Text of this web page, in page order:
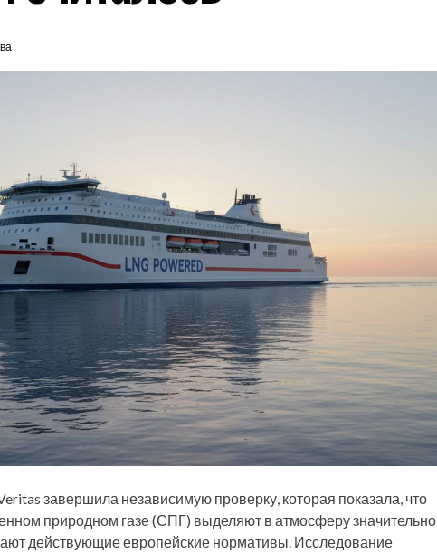
завершила независимую проверку, которая показала, что
природном газе (СПГ) выделяют в атмосферу значительно
действующие европейские нормативы. Исследование